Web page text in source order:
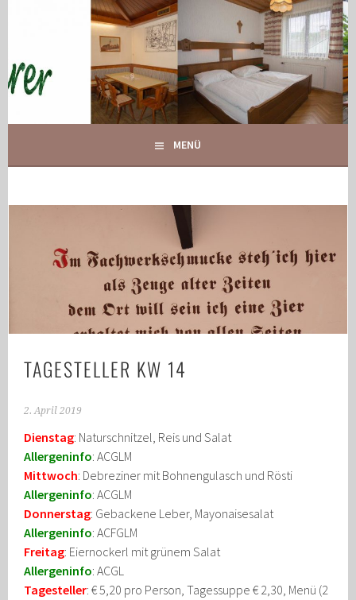
GASTHOF MAURER
IHR GASTHOF IN GLOGGNITZ
MENÜ
TAGESTELLER KW 14
2. April 2019
Dienstag: Naturschnitzel, Reis und Salat
Allergeninfo: ACGLM
Mittwoch: Debreziner mit Bohnengulasch und Rösti
Allergeninfo: ACGLM
Donnerstag: Gebackene Leber, Mayonaisesalat
Allergeninfo: ACFGLM
Freitag: Eiernockerl mit grünem Salat
Allergeninfo: ACGL
Tagesteller: € 5,20 pro Person, Tagessuppe € 2,30, Menü (2